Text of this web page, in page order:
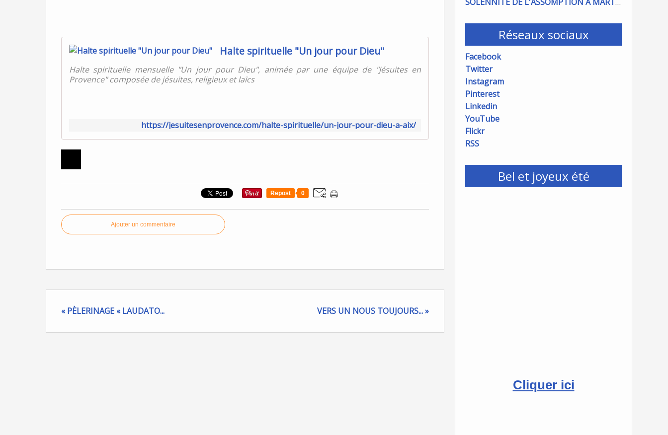
Réseaux sociaux
Facebook
Twitter
Instagram
Pinterest
Linkedin
YouTube
Flickr
RSS
Bel et joyeux été
Cliquer ici
Halte spirituelle "Un jour pour Dieu"
Halte spirituelle mensuelle "Un jour pour Dieu", animée par une équipe de "Jésuites en
Provence" composée de jésuites, religieux et laïcs
https://jesuitesenprovence.com/halte-spirituelle/un-jour-pour-dieu-a-aix/
Repost 0
Ajouter un commentaire
« PÈLERINAGE « LAUDATO... VERS UN NOUS TOUJOURS... »